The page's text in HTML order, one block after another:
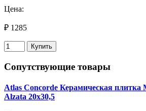
Цена:
₽ 1285
Купить
Сопутствующие товары
Atlas Concorde Керамическая плитка
Alzata 20x30,5